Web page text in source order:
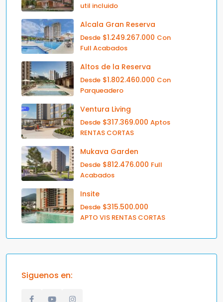
util incluido
Alcala Gran Reserva
Desde $1.249.267.000 Con
Full Acabados
Altos de la Reserva
Desde $1.802.460.000 Con
Parqueadero
Ventura Living
Desde $317.369.000 Aptos
RENTAS CORTAS
Mukava Garden
Desde $812.476.000 Full
Acabados
Insite
Desde $315.500.000
APTO VIS RENTAS CORTAS
Siguenos en: